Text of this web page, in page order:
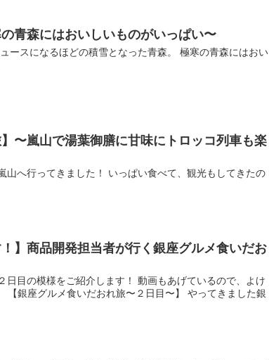
青森にはおいしいものがいっぱい〜
ースになるほどの積雪となった青森。 極寒の青森にはおい
】〜嵐山で湯葉御膳に甘味にトロッコ列車も楽
山へ行ってきました！ いっぱい食べて、観光もしてきたの
！】商品開発担当者が行く銀座グルメ食いだお
日目の模様をご紹介します！ 動画もあげているので、よけ
座グルメ食いだおれ旅〜２日目〜】 やってきました銀